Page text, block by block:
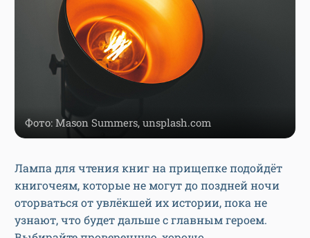
Фото: Mason Summers, unsplash.com
Лампа для чтения книг на прищепке подойдёт
книгочеям, которые не могут до поздней ночи
оторваться от увлёкшей их истории, пока не
узнают, что будет дальше с главным героем.